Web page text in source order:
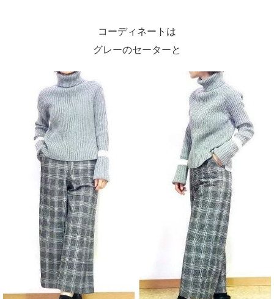
コーディネートは
グレーのセーターと